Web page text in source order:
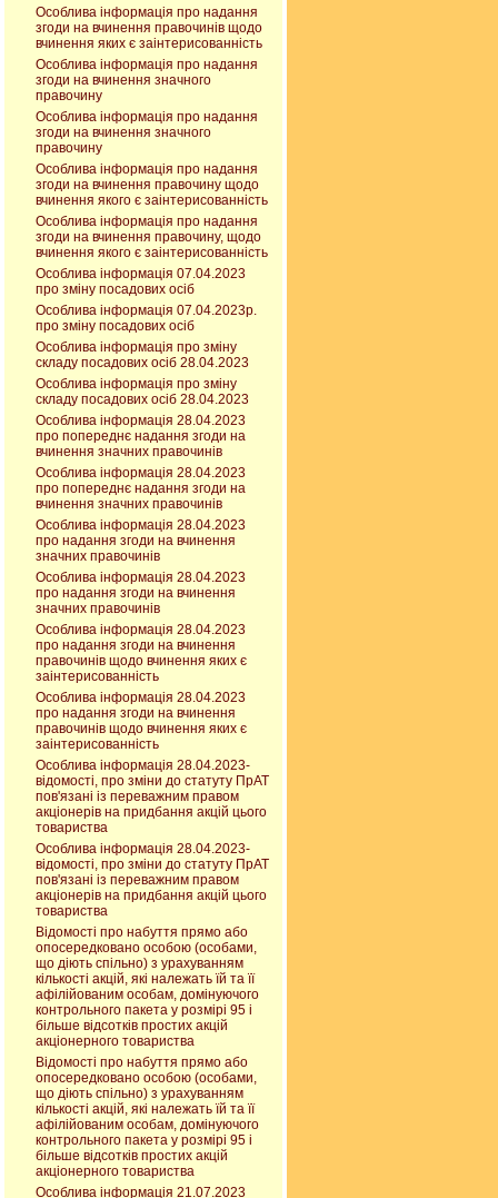
Особлива інформація про надання
згоди на вчинення правочинів щодо
вчинення яких є заінтерисованність
Особлива інформація про надання
згоди на вчинення значного
правочину
Особлива інформація про надання
згоди на вчинення значного
правочину
Особлива інформація про надання
згоди на вчинення правочину щодо
вчинення якого є заінтерисованність
Особлива інформація про надання
згоди на вчинення правочину, щодо
вчинення якого є заінтерисованність
Особлива інформація 07.04.2023
про зміну посадових осіб
Особлива інформація 07.04.2023р.
про зміну посадових осіб
Особлива інформація про зміну
складу посадових осіб 28.04.2023
Особлива інформація про зміну
складу посадових осіб 28.04.2023
Особлива інформація 28.04.2023
про попереднє надання згоди на
вчинення значних правочинів
Особлива інформація 28.04.2023
про попереднє надання згоди на
вчинення значних правочинів
Особлива інформація 28.04.2023
про надання згоди на вчинення
значних правочинів
Особлива інформація 28.04.2023
про надання згоди на вчинення
значних правочинів
Особлива інформація 28.04.2023
про надання згоди на вчинення
правочинів щодо вчинення яких є
заінтерисованність
Особлива інформація 28.04.2023
про надання згоди на вчинення
правочинів щодо вчинення яких є
заінтерисованність
Особлива інформація 28.04.2023-
відомості, про зміни до статуту ПрАТ
пов'язані із переважним правом
акціонерів на придбання акцій цього
товариства
Особлива інформація 28.04.2023-
відомості, про зміни до статуту ПрАТ
пов'язані із переважним правом
акціонерів на придбання акцій цього
товариства
Відомості про набуття прямо або
опосередковано особою (особами,
що діють спільно) з урахуванням
кількості акцій, які належать їй та її
афілійованим особам, домінуючого
контрольного пакета у розмірі 95 і
більше відсотків простих акцій
акціонерного товариства
Відомості про набуття прямо або
опосередковано особою (особами,
що діють спільно) з урахуванням
кількості акцій, які належать їй та її
афілійованим особам, домінуючого
контрольного пакета у розмірі 95 і
більше відсотків простих акцій
акціонерного товариства
Особлива інформація 21.07.2023